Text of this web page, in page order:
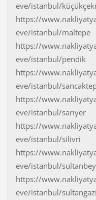
eve/istanbul/
https://
eve/istanbul/maltepe
https://
eve/istanbul/pendik
https://
eve/istanbul/
https://
eve/istanbul/sarıyer
https://
eve/istanbul/silivri
https://
eve/istanbul/
https://
eve/istanbul/sultangazi